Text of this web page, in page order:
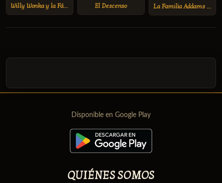
Willy Wonka y la Fábrica de Chocolate El Descenso La Familia Addams II
Disponible en Google Play
QUIÉNES SOMOS